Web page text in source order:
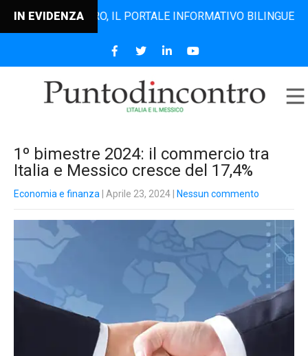
IN EVIDENZAIL PORTALE INFORMATIVO BILINGUE CHE
1º bimestre 2024: il commercio tra
Italia e Messico cresce del 17,4%
Economia e finanza | Aprile 23, 2024 Nessun commento